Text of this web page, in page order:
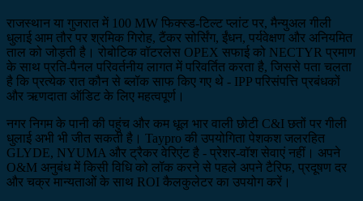
राजस्थान या गुजरात में 100 MW फिक्स्ड-टिल्ट प्लांट पर, मैन्युअल गीली
धुलाई आम तौर पर श्रमिक गिरोह, टैंकर सोर्सिंग, ईंधन, पर्यवेक्षण और अनियमित
ताल को जोड़ती है। रोबोटिक वॉटरलेस OPEX सफाई को NECTYR प्रमाण
के साथ प्रति-पैनल परिवर्तनीय लागत में परिवर्तित करता है, जिससे पता चलता
है कि प्रत्येक रात कौन से ब्लॉक साफ किए गए थे - IPP परिसंपत्ति प्रबंधकों
और ऋणदाता ऑडिट के लिए महत्वपूर्ण।
नगर निगम के पानी की पहुंच और कम धूल भार वाली छोटी C&I छतों पर गीली
धुलाई अभी भी जीत सकती है। Taypro की उपयोगिता पेशकश जलरहित
GLYDE, NYUMA और ट्रैकर वेरिएंट है - प्रेशर-वॉश सेवाएं नहीं। अपने
O&M अनुबंध में किसी विधि को लॉक करने से पहले अपने टैरिफ, प्रदूषण दर
और चक्र मान्यताओं के साथ ROI कैलकुलेटर का उपयोग करें।